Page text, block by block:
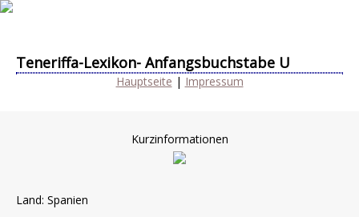
Teneriffa-Lexikon- Anfangsbuchstabe U
Hauptseite | Impressum
Kurzinformationen
Land: Spanien